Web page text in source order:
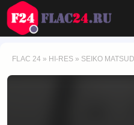
FLAC 24 » HI-RES » SEIKO